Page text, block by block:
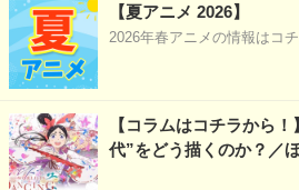
【夏アニメ 2026】
2026年春アニメの情報はコチ
【コラムはコチラから
代”をどう描くのか？／